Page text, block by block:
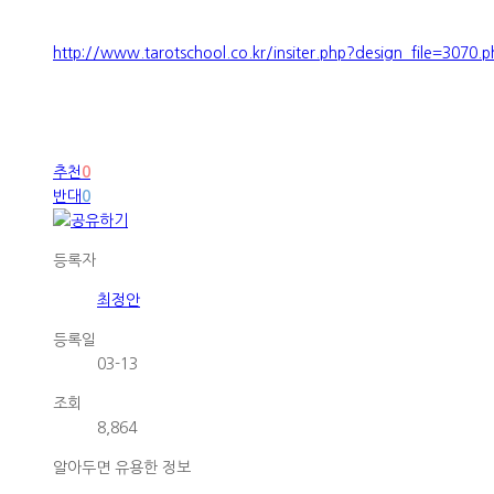
http://www.tarotschool.co.kr/
추천 0
반대 0
등록자
최정안
등록일
03-13
조회
8,864
알아두면 유용한 정보